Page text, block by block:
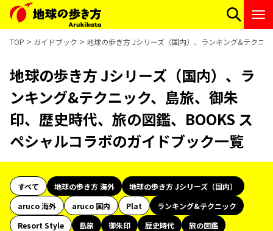
TOP ガイドブック 地球の歩き方 Jシリーズ（国内）、ランキング&テクニ
地球の歩き方 Jシリーズ（国内）、ラ
ンキング&テクニック、島旅、御朱
印、歴史時代、旅の図鑑、BOOKS ス
ペシャルコラボのガイドブック一覧
すべて 地球の歩き方 海外
地球の歩き方 Jシリーズ（国内）
aruco 海外
aruco 国内 Plat
ランキング&テクニック
Resort Style
島旅 御朱印 歴史時代
旅の図鑑